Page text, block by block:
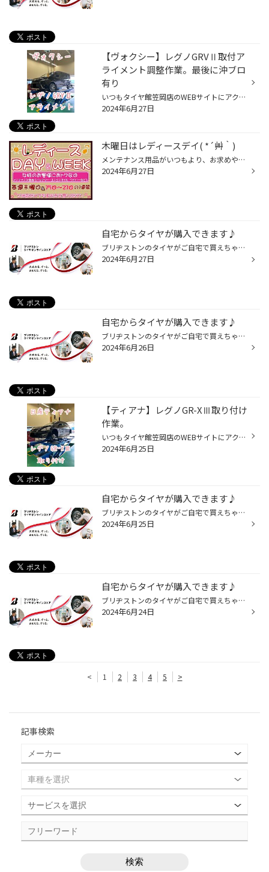
【ヴォクシー】レグノGRVⅡ取付ア
ライメント調整作業。最後に沖ブロ
有り
いつもタイヤ館笠岡店のWEBサイトにアクセスいただきありがとうございます。 タイヤ館笠岡店の沖です('◇')ゞ 今回の作業事例はトヨタ ヴォクシーのタイヤ交換作業になります。 それでは早速交換していきましょう(^^♪ 今回はレグノからレグノに交換していただきます。 リピート率高めです( *´艸｀) ...
2024年6月27日
木曜日はレディースデイ( *´艸｀)
メンテナンス用品がいつもより、お求めやすくなっております！ タイヤの空気圧の補充も重要な点検ですので、点検だけでも是非お越しください。 ・エンジンオイル 交換目安「3000km」 ・オートマチックオイル 交換目安「1～2万km」 交換量で違います。 ・バッテリー 交換目安「2～3年」 ...
2024年6月27日
自宅からタイヤが購入できます♪
ブリヂストンのタイヤがご自宅で買えちゃいます♪ 実は！！ ネットからでもタイヤ購入ができるのを ご存知ですか??(・。・) いくつかのサイトで購入できるので 自分に合った買い方をぜひ見つけてみてください♪♪ タイヤ館ECサイトでタイヤを購入 ↓ ↓サイトにアクセス！！↓ ↓ 【タイヤ館 ECサイト】は...
2024年6月27日
自宅からタイヤが購入できます♪
ブリヂストンのタイヤがご自宅で買えちゃいます♪ 実は！！ ネットからでもタイヤ購入ができるのを ご存知ですか??(・。・) いくつかのサイトで購入できるので 自分に合った買い方をぜひ見つけてみてください♪♪ タイヤ館ECサイトでタイヤを購入 ↓ ↓サイトにアクセス！！↓ ↓ 【タイヤ館 ECサイト】は...
2024年6月26日
【ティアナ】レグノGR-XⅢ取り付け
作業。
いつもタイヤ館笠岡店のWEBサイトにアクセスいただきありがとうございます。 タイヤ館笠岡店の沖です('◇')ゞ 今回の作業事例は、日産ティアナのレグノGR-XⅢ取り付け作業になります。 それでは早速交換していきましょう(^^♪ 今回交換したタイヤは ブリヂストン製 レグノGR-XⅢ きっとご満足いただける...
2024年6月25日
自宅からタイヤが購入できます♪
ブリヂストンのタイヤがご自宅で買えちゃいます♪ 実は！！ ネットからでもタイヤ購入ができるのを ご存知ですか??(・。・) いくつかのサイトで購入できるので 自分に合った買い方をぜひ見つけてみてください♪♪ タイヤ館ECサイトでタイヤを購入 ↓ ↓サイトにアクセス！！↓ ↓ 【タイヤ館 ECサイト】は...
2024年6月25日
自宅からタイヤが購入できます♪
ブリヂストンのタイヤがご自宅で買えちゃいます♪ 実は！！ ネットからでもタイヤ購入ができるのを ご存知ですか??(・。・) いくつかのサイトで購入できるので 自分に合った買い方をぜひ見つけてみてください♪♪ タイヤ館ECサイトでタイヤを購入 ↓ ↓サイトにアクセス！！↓ ↓ 【タイヤ館 ECサイト】は...
2024年6月24日
< 1 2 3 4 5 >
記事検索